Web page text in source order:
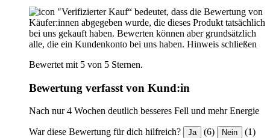
"Verifizierter Kauf“ bedeutet, dass die Bewertung von
Käufer:innen abgegeben wurde, die dieses Produkt tatsächlich
bei uns gekauft haben. Bewerten können aber grundsätzlich
alle, die ein Kundenkonto bei uns haben. Hinweis schließen
Bewertet mit 5 von 5 Sternen.
Bewertung verfasst von Kund:in
Nach nur 4 Wochen deutlich besseres Fell und mehr Energie
War diese Bewertung für dich hilfreich? Ja (6) Nein (1)